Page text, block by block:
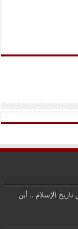
من تاريخ الإسلام .. أين